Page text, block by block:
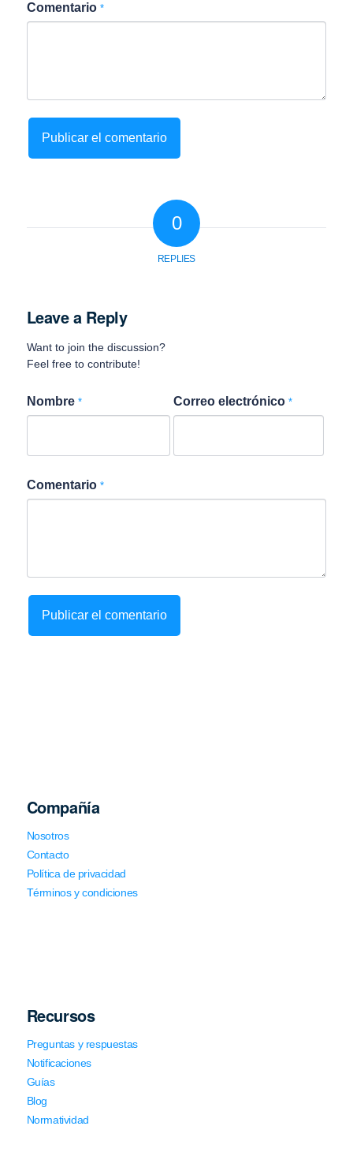
Comentario *
0
REPLIES
Leave a Reply
Want to join the discussion?
Feel free to contribute!
Nombre * Correo electrónico*
Comentario *
Compañía
Nosotros
Contacto
Política de privacidad
Términos y condiciones
Recursos
Preguntas y respuestas
Notificaciones
Guías
Blog
Normatividad